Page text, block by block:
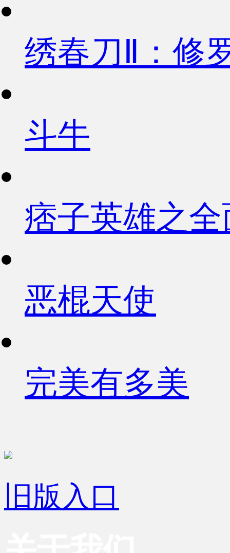
绣春刀Ⅱ：修
斗牛
痞子英雄之
恶棍天使
完美有多美
旧版入口